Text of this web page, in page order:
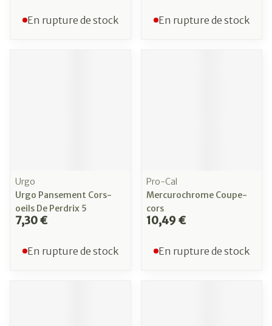
En rupture de stock En rupture de stock
Urgo
Urgo Pansement Cors-
oeils De Perdrix 5
7,30 €
En rupture de stock
Pro-Cal
Mercurochrome Coupe-
cors
10,49 €
En rupture de stock